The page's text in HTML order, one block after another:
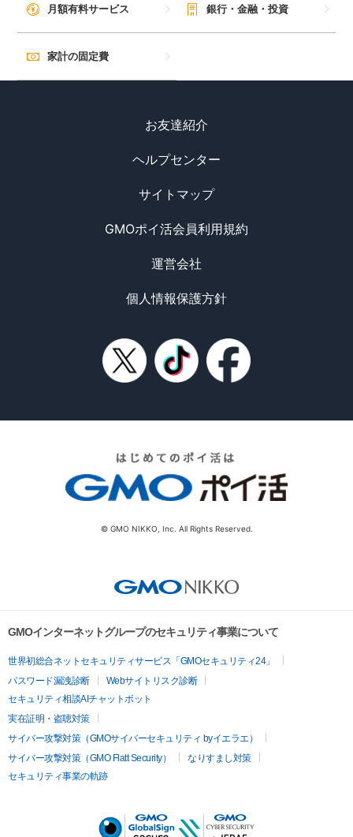
月額有料サービス 銀行・金融・投資
家計の固定費
お友達紹介
ヘルプセンター
サイトマップ
GMOポイ活会員利用規約
運営会社
個人情報保護方針
© GMO NIKKO, Inc. All Rights Reserved.
GMOインターネットグループのセキュリティ事業について
世界初総合ネットセキュリティサービス「GMOセキュリティ24」
パスワード漏洩診断
Webサイトリスク診断
セキュリティ相談AIチャットボット
実在証明・盗聴対策
サイバー攻撃対策（GMOサイバーセキュリティ byイエラエ）
サイバー攻撃対策（GMO Flatt Security）
なりすまし対策
セキュリティ事業の軌跡